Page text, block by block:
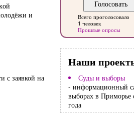
и
с заявкой на
Всего проголосовало
1 человек
Прошлые опросы
Наши
Суды и выборы
- информационный
выборах в Приморье
года